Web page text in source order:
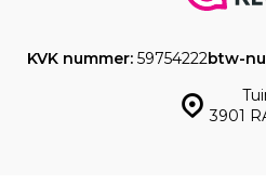
3901
KVK nummer: 59754222btw-